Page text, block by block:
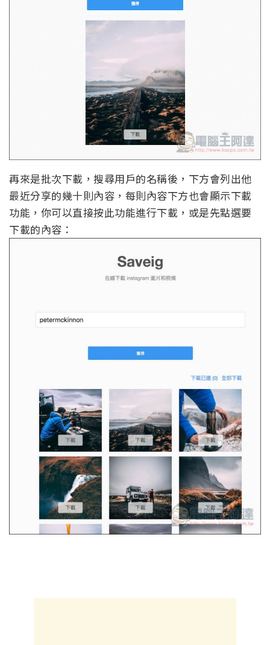
再來是批次下載，搜尋用戶的名稱後，下方會列出他
最近分享的幾十則內容，每則內容下方也會顯示下載
功能，你可以直接按此功能進行下載，或是先點選要
下載的內容：